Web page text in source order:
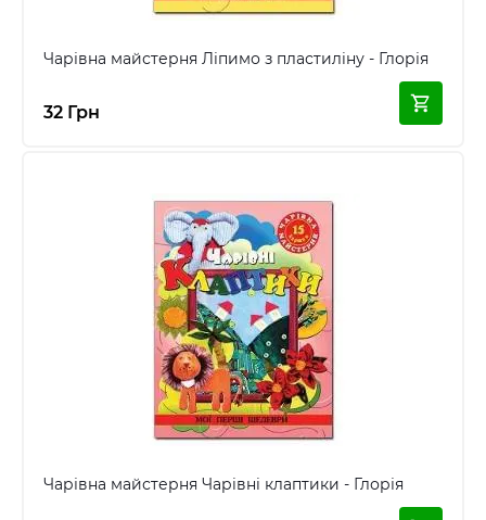
Чарівна майстерня Лiпимо з пластилiну - Глорія
32 Грн
Чарівна майстерня Чарiвнi клаптики - Глорія